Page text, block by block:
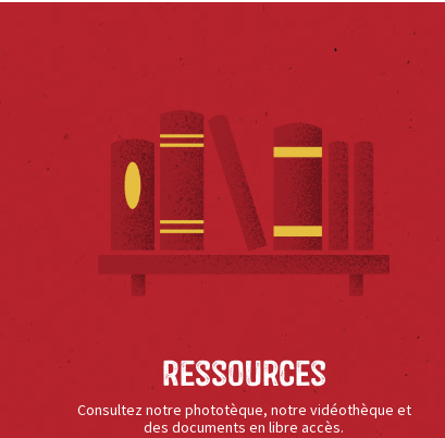
Ressources
Consultez notre phototèque, notre vidéothèque et
des documents en libre accès.